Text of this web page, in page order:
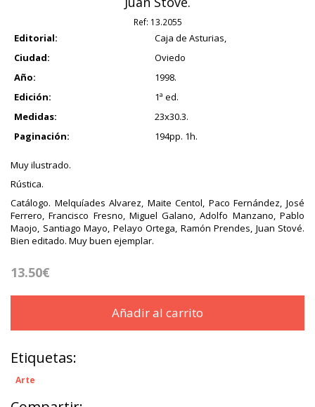
Ref: 13.2055
Editorial:
Caja de Asturias,
Ciudad:
Oviedo
Año:
1998.
Edición:
1ª ed.
Medidas:
23x30.3.
Paginación:
194pp. 1h.
Muy ilustrado.
Rústica.
Catálogo. Melquíades Alvarez, Maite Centol, Paco Fernández, José
Ferrero, Francisco Fresno, Miguel Galano, Adolfo Manzano, Pablo
Maojo, Santiago Mayo, Pelayo Ortega, Ramón Prendes, Juan Stové.
Bien editado. Muy buen ejemplar.
13.50€
Añadir al carrito
Etiquetas:
Arte